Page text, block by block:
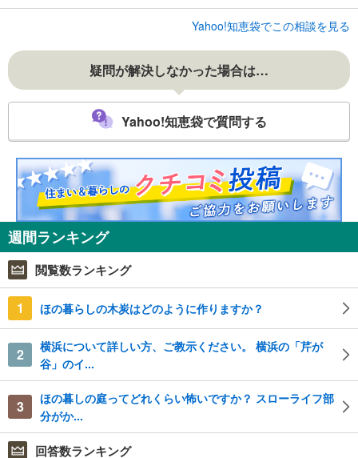
Yahoo!知恵袋でこの相談を見る
疑問が解決しなかった場合は…
Yahoo!知恵袋で質問する
週間ランキング
閲覧数ランキング
1 ほの暮らしの木炭はどのように作りますか？
2
横浜について詳しい方、ご教示ください。 横浜の「芹が
谷」のイ...
3
ほの暮しの庭ってどれくらい怖いですか？ スローライフ部
分がか...
回答数ランキング